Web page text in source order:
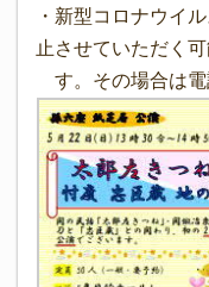
・新型コロナウイ
止させていただ
す。その場合は電